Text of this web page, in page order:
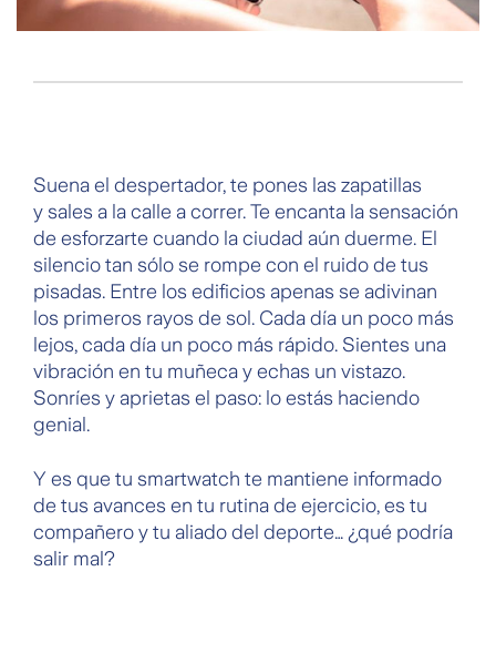
Suena el despertador, te pones las zapatillas
y sales a la calle a correr. Te encanta la sensación
de esforzarte cuando la ciudad aún duerme. El
silencio tan sólo se rompe con el ruido de tus
pisadas. Entre los edificios apenas se adivinan
los primeros rayos de sol. Cada día un poco más
lejos, cada día un poco más rápido. Sientes una
vibración en tu muñeca y echas un vistazo.
Sonríes y aprietas el paso: lo estás haciendo
genial.
Y es que tu smartwatch te mantiene informado
de tus avances en tu rutina de ejercicio, es tu
compañero y tu aliado del deporte… ¿qué podría
salir mal?